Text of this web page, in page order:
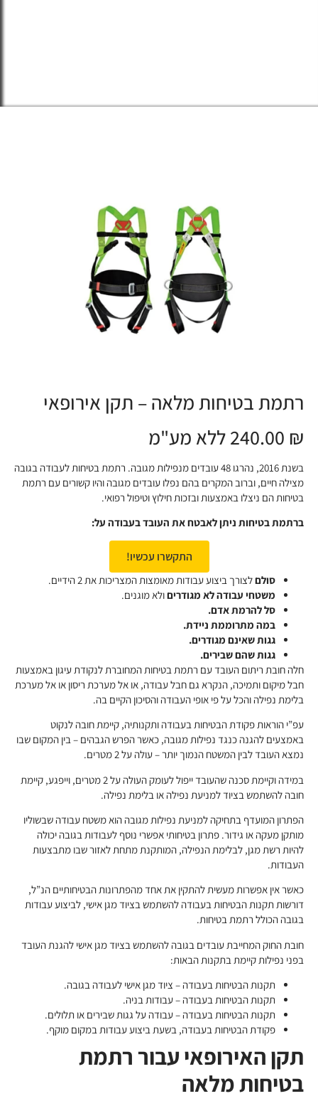
רתמת בטיחות מלאה – תקן אירופאי
₪ 240.00 ללא מע"מ
בשנת 2016, נהרגו 48 עובדים מנפילות מגובה. רתמת בטיחות לעבודה בגובה
מצילה חיים, וברוב המקרים בהם נפלו עובדים מגובה והיו קשורים עם רתמת
בטיחות הם ניצלו באמצעות ובזכות חילוץ וטיפול רפואי.
ברתמת בטיחות ניתן לאבטח את העובד בעבודה על:
התקשרו עכשיו!
סולםלצורך ביצוע עבודות מאומצות המצריכות את 2 הידיים.
משטחי עבודה לא מגודריםולא מוגנים.
סל להרמת אדם.
במה מתרוממת ניידת.
גגות שאינם מגודרים.
גגות שהם שבירים.
חלה חובת ריתום העובד עם רתמת בטיחות המחוברת לנקודת עיגון באמצעות
חבל מיקום ותמיכה, הנקרא גם חבל עבודה, או אל מערכת ריסון או אל מערכת
בלימת נפילה והכל על פי אופי העבודה והסיכון הקיים בה.
עפ”י הוראות פקודת הבטיחות בעבודה ותקנותיה, קיימת חובה לנקוט
באמצעים להגנה כנגד נפילות מגובה, כאשר הפרש הגבהים – בין המקום שבו
נמצא העובד לבין המשטח הנמוך יותר – עולה על 2 מטרים.
במידה וקיימת סכנה שהעובד ייפול לעומק העולה על 2 מטרים, וייפגע, קיימת
חובה להשתמש בציוד למניעת נפילה או בלימת נפילה.
הפתרון המועדף בתחיקה למניעת נפילות מגובה הוא משטח עבודה שבשוליו
מותקן מעקה או גידור. פתרון בטיחותי אפשרי נוסף לעבודות בגובה יכולה
להיות רשת מגן, לבלימת הנפילה, המותקנת מתחת לאזור שבו מתבצעות
העבודות.
כאשר אין אפשרות מעשית להתקין את אחד מהפתרונות הבטיחותיים הנ”ל,
דורשות תקנות הבטיחות בעבודה להשתמש בציוד מגן אישי, לביצוע עבודות
בגובה הכולל רתמת בטיחות.
חובת החוק המחייבת עובדים בגובה להשתמש בציוד מגן אישי להגנת העובד
בפני נפילות קיימת בתקנות הבאות:
תקנות הבטיחות בעבודה – ציוד מגן אישי לעבודה בגובה.
תקנות הבטיחות בעבודה – עבודות בניה.
תקנות הבטיחות בעבודה – עבודה על גגות שבירים או תלולים.
פקודת הבטיחות בעבודה, בשעת ביצוע עבודות במקום מוקף.
תקן האירופאי עבור רתמת
בטיחות מלאה